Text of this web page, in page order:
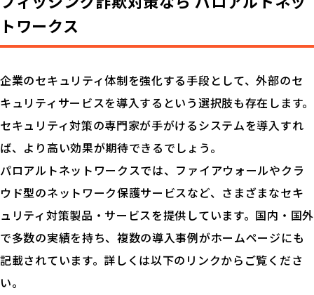
トワークス
企業のセキュリティ体制を強化する手段として、外部のセ
キュリティサービスを導入するという選択肢も存在します。
セキュリティ対策の専門家が手がけるシステムを導入すれ
ば、より高い効果が期待できるでしょう。
パロアルトネットワークスでは、ファイアウォールやクラ
ウド型のネットワーク保護サービスなど、さまざまなセキ
ュリティ対策製品・サービスを提供しています。国内・国外
で多数の実績を持ち、複数の導入事例がホームページにも
記載されています。詳しくは以下のリンクからご覧くださ
い。